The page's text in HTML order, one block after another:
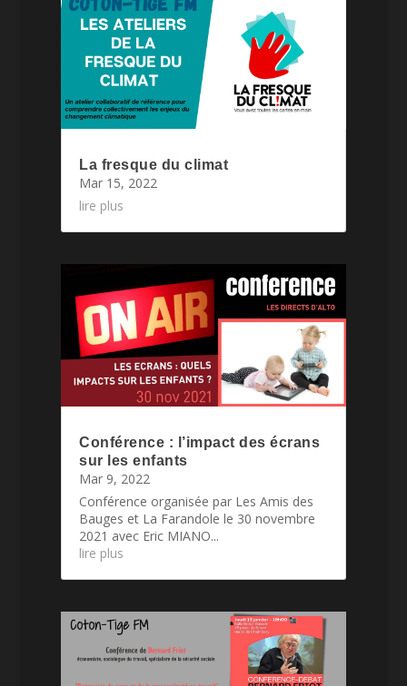
La fresque du climat
Mar 15, 2022
lire plus
Conférence : l’impact des écrans
sur les enfants
Mar 9, 2022
Conférence organisée par Les Amis des
Bauges et La Farandole le 30 novembre
2021 avec Eric MIANO...
lire plus